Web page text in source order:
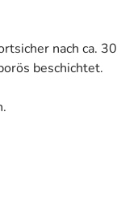
nach ca. 30
beschichtet.